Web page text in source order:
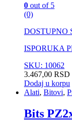
0 out of 5
(0)
DOSTUPNO
ISPORUKA
SKU: 10062
3.467,00 RSD
Dodaj u korpu
Alati, Bitovi,
Bits